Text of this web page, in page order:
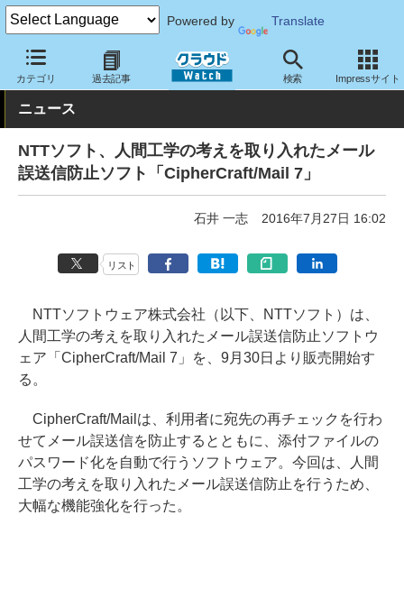
Powered by Translate
カテゴリ 過去記事 検索 Impressサイト
クラウド Watch セキュリティ セキュリティソフト
ニュース
NTTソフト、人間工学の考えを取り入れたメール
誤送信防止ソフト「CipherCraft/Mail 7」
石井 一志 2016年7月27日 16:02
リスト
NTTソフトウェア株式会社（以下、NTTソフト）は、
人間工学の考えを取り入れたメール誤送信防止ソフトウ
ェア「CipherCraft/Mail 7」を、9月30日より販売開始す
る。
CipherCraft/Mailは、利用者に宛先の再チェックを行わ
せてメール誤送信を防止するとともに、添付ファイルの
パスワード化を自動で行うソフトウェア。今回は、人間
工学の考えを取り入れたメール誤送信防止を行うため、
大幅な機能強化を行った。